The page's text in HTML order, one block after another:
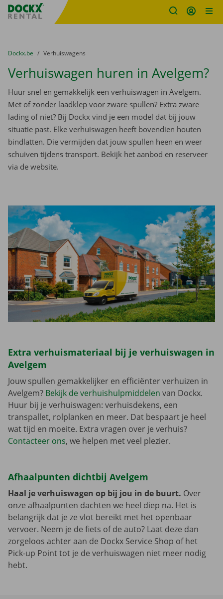
Fratello DEMO
U bevindt zich hier:
van
Dockx.be naar
Verhuiswagens
Verhuiswagen huren in Avelgem?
Huur snel en gemakkelijk een verhuiswagen in Avelgem.
Met of zonder laadklep voor zware spullen? Extra zware
lading of niet? Bij Dockx vind je een model dat bij jouw
situatie past. Elke verhuiswagen heeft bovendien houten
bindlatten. Die vermijden dat jouw spullen heen en weer
schuiven tijdens transport. Bekijk het aanbod en reserveer
via de website.
Extra verhuismateriaal bij je verhuiswagen in
Avelgem
Jouw spullen gemakkelijker en efficiënter verhuizen in
Avelgem? Bekijk de verhuishulpmiddelen van Dockx.
Huur bij je verhuiswagen: verhuisdekens, een
transpallet, rolplanken en meer. Dat bespaart je heel
wat tijd en moeite. Extra vragen over je verhuis?
Contacteer ons, we helpen met veel plezier.
Afhaalpunten dichtbij Avelgem
Haal je verhuiswagen op bij jou in de buurt. Over
onze afhaalpunten dachten we heel diep na. Het is
belangrijk dat je ze vlot bereikt met het openbaar
vervoer. Neem je de fiets of de auto? Laat deze dan
zorgeloos achter aan de Dockx Service Shop of het
Pick-up Point tot je de verhuiswagen niet meer nodig
hebt.